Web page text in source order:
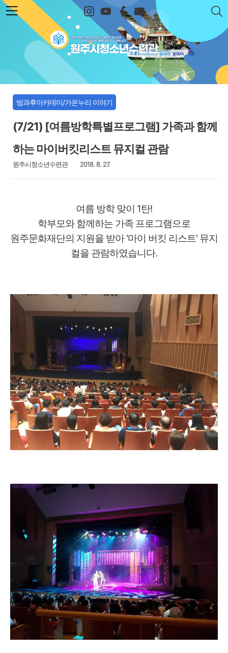
본문 바로가기
원주시청소년수련관
방과후아카데미/가온누리 이야기
(7/21) [여름방학특별프로그램] 가족과 함께
하는 마이버킷리스트 뮤지컬 관람
원주시청소년수련관 2018. 8. 27.
여름 방학 맞이 1탄!
학부모와 함께하는 가족 프로그램으로
원주문화재단의 지원을 받아'마이 버킷 리스트' 뮤지
컬을 관람하였습니다.